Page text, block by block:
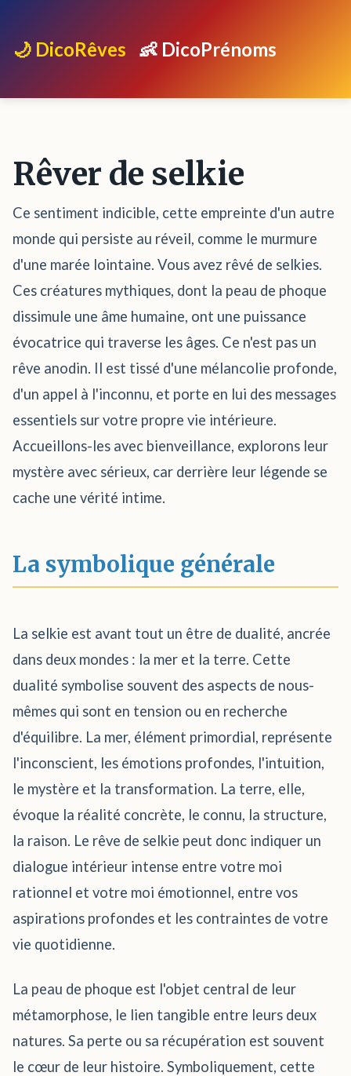
🌙 DicoRêves 👶 DicoPrénoms
Rêver de selkie
Ce sentiment indicible, cette empreinte d'un autre
monde qui persiste au réveil, comme le murmure
d'une marée lointaine. Vous avez rêvé de selkies.
Ces créatures mythiques, dont la peau de phoque
dissimule une âme humaine, ont une puissance
évocatrice qui traverse les âges. Ce n'est pas un
rêve anodin. Il est tissé d'une mélancolie profonde,
d'un appel à l'inconnu, et porte en lui des messages
essentiels sur votre propre vie intérieure.
Accueillons-les avec bienveillance, explorons leur
mystère avec sérieux, car derrière leur légende se
cache une vérité intime.
La symbolique générale
La selkie est avant tout un être de dualité, ancrée
dans deux mondes : la mer et la terre. Cette
dualité symbolise souvent des aspects de nous-
mêmes qui sont en tension ou en recherche
d'équilibre. La mer, élément primordial, représente
l'inconscient, les émotions profondes, l'intuition,
le mystère et la transformation. La terre, elle,
évoque la réalité concrète, le connu, la structure,
la raison. Le rêve de selkie peut donc indiquer un
dialogue intérieur intense entre votre moi
rationnel et votre moi émotionnel, entre vos
aspirations profondes et les contraintes de votre
vie quotidienne.
La peau de phoque est l'objet central de leur
métamorphose, le lien tangible entre leurs deux
natures. Sa perte ou sa récupération est souvent
le cœur de leur histoire. Symboliquement, cette